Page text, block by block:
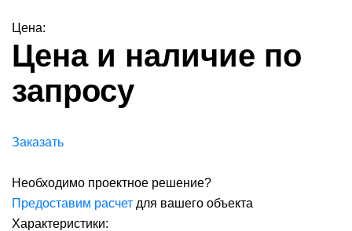
Цена:
Цена и наличие по
запросу
Заказать
Необходимо проектное решение?
Предоставим расчет для вашего объекта
Характеристики: